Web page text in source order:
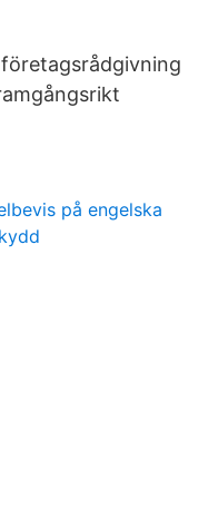
på engelska